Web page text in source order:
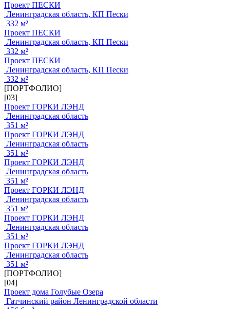
Проект ПЕСКИ
Ленинградская область, КП Пески
332 м²
Проект ПЕСКИ
Ленинградская область, КП Пески
332 м²
Проект ПЕСКИ
Ленинградская область, КП Пески
332 м²
[ПОРТФОЛИО]
[03]
Проект ГОРКИ ЛЭНД
Ленинградская область
351 м²
Проект ГОРКИ ЛЭНД
Ленинградская область
351 м²
Проект ГОРКИ ЛЭНД
Ленинградская область
351 м²
Проект ГОРКИ ЛЭНД
Ленинградская область
351 м²
Проект ГОРКИ ЛЭНД
Ленинградская область
351 м²
Проект ГОРКИ ЛЭНД
Ленинградская область
351 м²
[ПОРТФОЛИО]
[04]
Проект дома Голубые Озера
Гатчинский район Ленинградской области